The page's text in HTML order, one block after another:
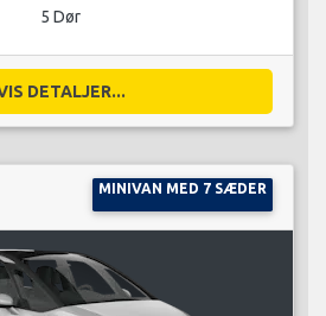
5 Dør
DETALJER...
MINIVAN MED 7 SÆDER